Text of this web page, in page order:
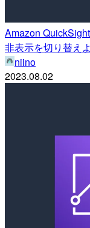
Amazon
非表示を切り替え
niino
2023.08.02